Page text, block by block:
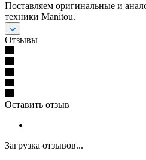
Поставляем оригинальные и
техники Manitou.
Отзывы
Оставить отзыв
Загрузка отзывов...